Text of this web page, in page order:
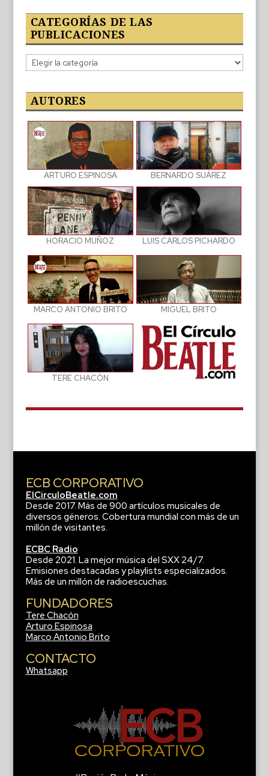
CATEGORÍAS DE LAS
PUBLICACIONES
Categorías
de
publicaciones
AUTORES
ARTURO ESPINOSA BERNARDO SUÁREZ
HORACIO MUÑOZ LUIS CARLOS PICHARDO
MARCO ANTONIO BRITO MIGUEL BRITO
TERE CHACÓN
ECB CORPORATIVO
ElCirculoBeatle.com
Desde 2017. Más de 900 artículos musicales de
diversos géneros. Cobertura mundial con más de un
millón de visitantes.
ECBC Radio
Desde 2021. La mejor música del SXX 24/7.
Emisiones destacadas y playlists especializados.
Más de un millón de radioescuchas.
FUNDADORES
Tere Chacón
Arturo Espinosa
Marco Antonio Brito
CONTACTO
Whatsapp